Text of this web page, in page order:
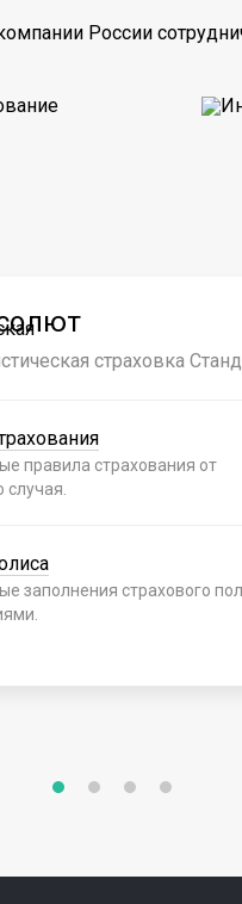
России
страховка
правила страхования от
случая.
заполнения страхового